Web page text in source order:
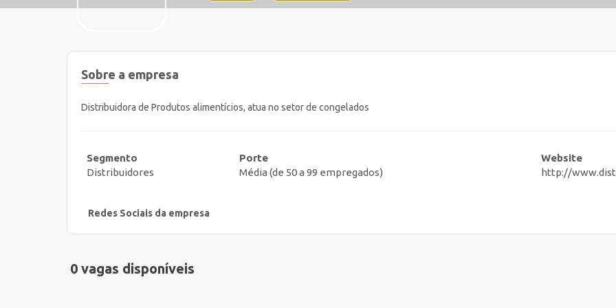
Sobre a empresa
Distribuidora de Produtos alimentícios, atua no setor de congelados
Segmento
Distribuidores
Porte
Média (de 50 a 99 empregados)
Website
http://
Redes Sociais da empresa
0 vagas disponíveis